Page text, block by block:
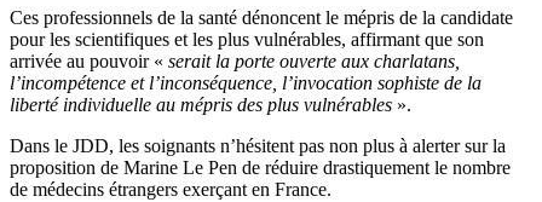
Ces professionnels de la santé dénoncent le mépris de la candidate
pour les scientifiques et les plus vulnérables, affirmant que son
arrivée au pouvoir « serait la porte ouverte aux charlatans,
l’incompétence et l’inconséquence, l’invocation sophiste de la
liberté individuelle au mépris des plus vulnérables ».
Dans le JDD, les soignants n’hésitent pas non plus à alerter sur la
proposition de Marine Le Pen de réduire drastiquement le nombre
de médecins étrangers exerçant en France.